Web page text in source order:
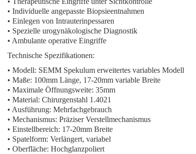
• Individuelle angepasste Biopsieentnahmen
• Einlegen von Intrauterinpessaren
• Spezielle urogynäkologische Diagnostik
• Ambulante operative Eingriffe
Technische Spezifikationen:
• Modell: SEMM Spekulum erweitertes variables Modell
• Maße: 100mm Länge, 17-20mm variable Breite
• Maximale Öffnungsweite: 35mm
• Material: Chirurgenstahl 1.4021
• Ausführung: Mehrfachgebrauch
• Mechanismus: Präziser Verstellmechanismus
• Einstellbereich: 17-20mm Breite
• Spatelform: Verlängert, variabel
• Oberfläche: Hochglanzpoliert